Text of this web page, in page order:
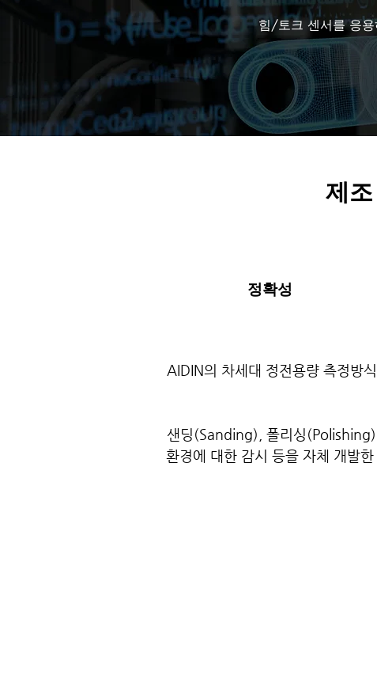
힘/토크 센서를 응
제
정확성
AIDIN의 차세대 정전용량 측정방
샌딩(Sanding), 폴리싱
환경에 대한 감시 등을 자체 개발